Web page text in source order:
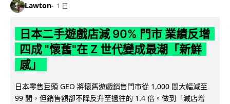
Lawton 1 日
日本二手遊戲店減 90% 門市 業績反增
四成 "懷舊"在 Z 世代變成最潮「新鮮
感」
日本零售巨頭 GEO 將懷舊遊戲銷售門市從 1,000 間大幅減至
99 間，但銷售額卻不降反升至過往的 1.4 倍。做到「減店增